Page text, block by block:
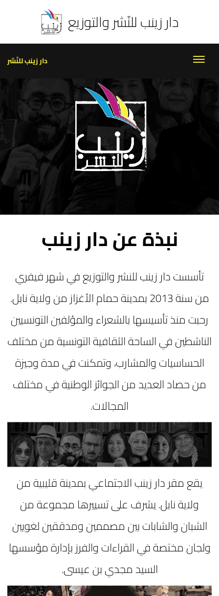
دار زينب للنّشر والتوزيع
دار زينب للنّشر
نبذة عن دار زينب
تأسست دار زينب للنشر والتوزيع في شهر فيفري
من سنة 2013 بمدينة حمام الأغزاز من ولاية نابل.
رحبت منذ تأسيسها بالشعراء والمؤلفين التونسيين
الناشطين في الساحة الثقافية التونسية من مختلف
الحساسيات والمشارب، وتمكنت في مدة وجيزة
من حصاد العديد من الجوائز الوطنية في مختلف
المجالات.
يقع مقر دار زينب الاجتماعي بمدينة قليبية من
ولاية نابل. يشرف على تسييرها مجموعة من
الشبان والشابات بين مصممين ومدققين لغويين
ولجان مختصة في القراءات والفرز بإدارة مؤسسها
السيد مجدي بن عيسى.